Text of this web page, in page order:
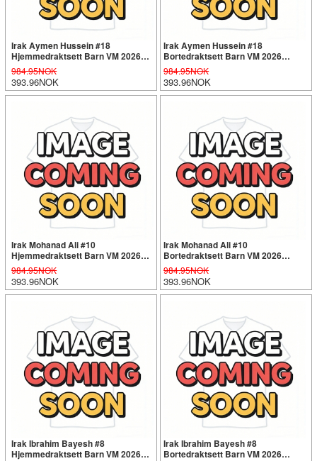
Irak Aymen Hussein #18
Hjemmedraktsett Barn VM 2026
Kortermet (+ Korte bukser)
984.95NOK
393.96NOK
Irak Aymen Hussein #18
Bortedraktsett Barn VM 2026
Kortermet (+ Korte bukser)
984.95NOK
393.96NOK
Irak Mohanad Ali #10
Hjemmedraktsett Barn VM 2026
Kortermet (+ Korte bukser)
984.95NOK
393.96NOK
Irak Mohanad Ali #10
Bortedraktsett Barn VM 2026
Kortermet (+ Korte bukser)
984.95NOK
393.96NOK
Irak Ibrahim Bayesh #8
Hjemmedraktsett Barn VM 2026
Irak Ibrahim Bayesh #8
Bortedraktsett Barn VM 2026